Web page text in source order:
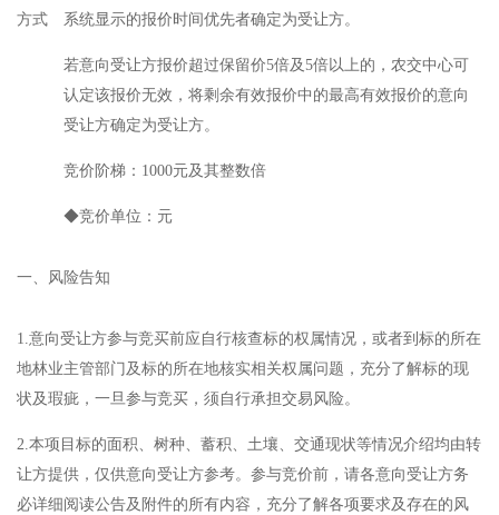
方式
系统显示的报价时间优先者确定为受让方。
若意向受让方报价超过保留价5倍及5倍以上的，农交中心可
认定该报价无效，将剩余有效报价中的最高有效报价的意向
受让方确定为受让方。
竞价阶梯：1000元及其整数倍
◆竞价单位：元
一、风险告知
1.意向受让方参与竞买前应自行核查标的权属情况，或者到标的所在
地林业主管部门及标的所在地核实相关权属问题，充分了解标的现
状及瑕疵，一旦参与竞买，须自行承担交易风险。
2.本项目标的面积、树种、蓄积、土壤、交通现状等情况介绍均由转
让方提供，仅供意向受让方参考。参与竞价前，请各意向受让方务
必详细阅读公告及附件的所有内容，充分了解各项要求及存在的风